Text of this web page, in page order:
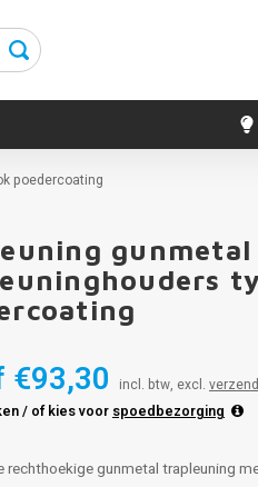
poedercoating
€93,30 incl. btw, excl.
/ of kies voor spoedbezorging
rechthoekige gunmetal trapleuning